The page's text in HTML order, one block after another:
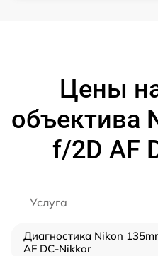
Цены
объектива
f/2D AF
Услуга
Диагностика Nikon
AF DC-Nikkor